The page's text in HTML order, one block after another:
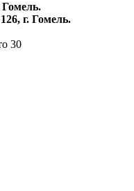
Гомель.
г. Гомель.
30